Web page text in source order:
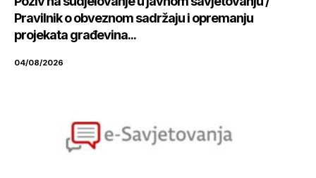
Pravilnik o obveznom sadržaju i opremanju
projekata građevina...
04/08/2026